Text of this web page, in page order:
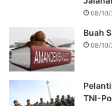
08/10/
Buah
08/10/
TNI-